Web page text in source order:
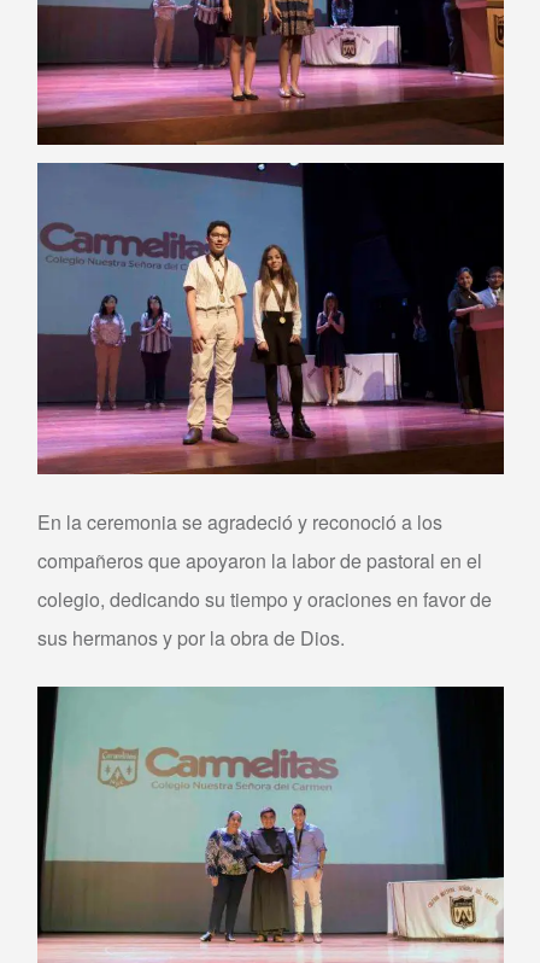
En la ceremonia se agradeció y reconoció a los
compañeros que apoyaron la labor de pastoral en el
colegio, dedicando su tiempo y oraciones en favor de
sus hermanos y por la obra de Dios.